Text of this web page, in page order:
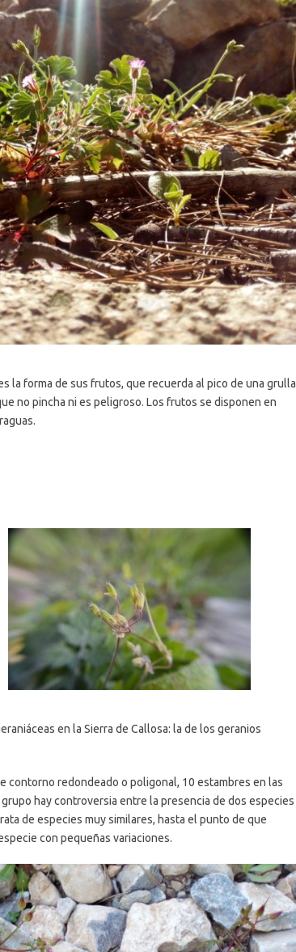
la forma de sus frutos, que recuerda al pico de una grulla
no pincha ni es peligroso. Los frutos se disponen en
en la Sierra de Callosa: la de los geranios
contorno redondeado o poligonal, 10 estambres en las
hay controversia entre la presencia de dos especies
de especies muy similares, hasta el punto de que
con pequeñas variaciones.